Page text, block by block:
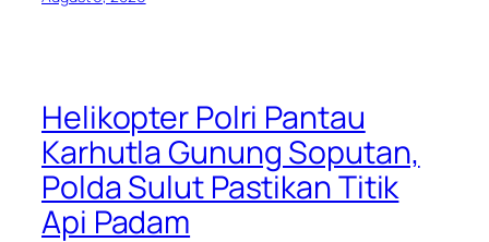
Helikopter Polri Pantau
Karhutla Gunung Soputan,
Polda Sulut Pastikan Titik
Api Padam